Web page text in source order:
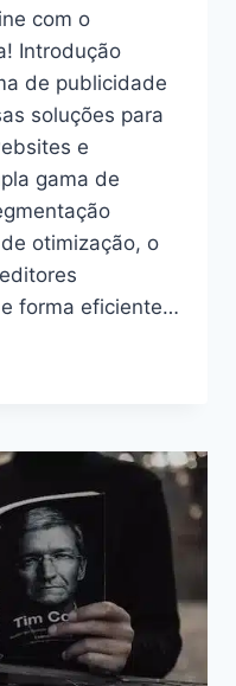
com o
Introdução
de publicidade
soluções para
e
gama de
otimização, o
forma eficiente…